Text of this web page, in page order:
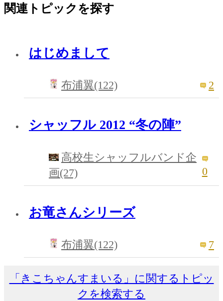
関連トピックを探す
はじめまして
布浦翼(122) 2
シャッフル 2012 “冬の陣”
高校生シャッフルバンド企
画(27)
0
お竜さんシリーズ
布浦翼(122) 7
「きこちゃんすまいる」に関するトピッ
クを検索する